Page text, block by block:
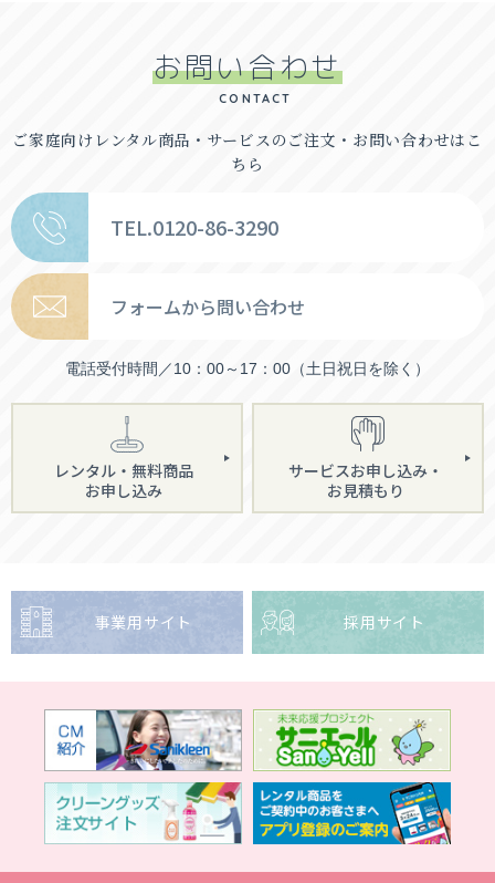
お問い合わせ
CONTACT
ご家庭向けレンタル商品・ サービスのご注文・お問い合わせはこ
ちら
TEL.0120-86-3290
フォームから問い合わせ
電話受付時間／10：00～17：00（土日祝日を除く）
レンタル・無料商品
お申し込み
サービスお申し込み・
お見積もり
事業用サイト 採用サイト